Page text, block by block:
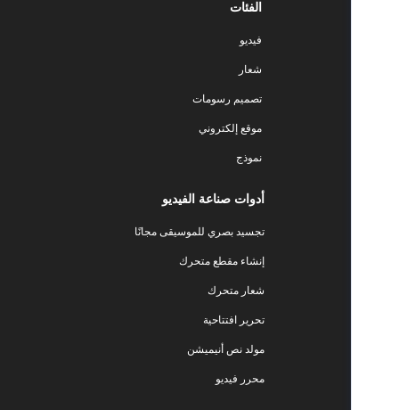
تصميم رسومات
موقع إلكتروني
أدوات صناعة الفيديو
تجسيد بصري للموسيقى مجانًا
إنشاء مقطع متحرك
شعار متحرك
تحرير افتتاحية
مولد نص أنيميشن
محرر فيديو